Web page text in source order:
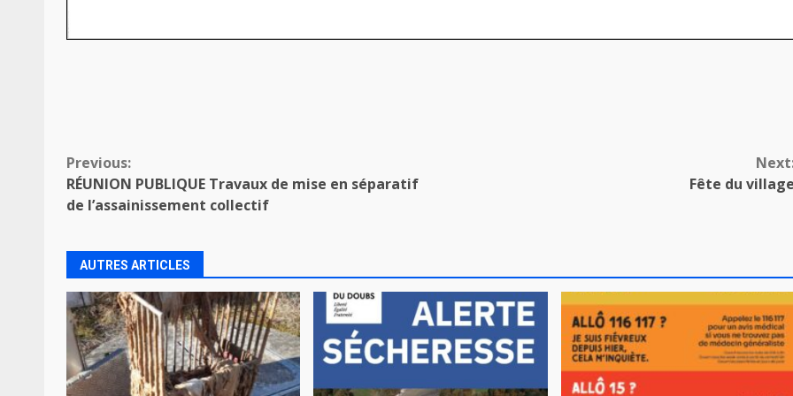
Continue
Reading
Previous:
RÉUNION PUBLIQUE Travaux de mise en séparatif
de l’assainissement collectif
Fête du
AUTRES ARTICLES